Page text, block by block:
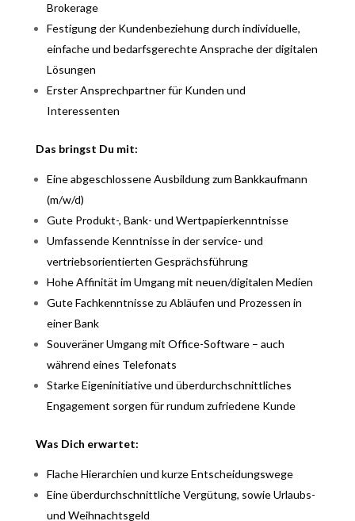
Brokerage
Festigung der Kundenbeziehung durch individuelle,
einfache und bedarfsgerechte Ansprache der digitalen
Lösungen
Erster Ansprechpartner für Kunden und
Interessenten
Das bringst Du mit:
Eine abgeschlossene Ausbildung zum Bankkaufmann
(m/w/d)
Gute Produkt-, Bank- und Wertpapierkenntnisse
Umfassende Kenntnisse in der service- und
vertriebsorientierten Gesprächsführung
Hohe Affinität im Umgang mit neuen/digitalen Medien
Gute Fachkenntnisse zu Abläufen und Prozessen in
einer Bank
Souveräner Umgang mit Office-Software – auch
während eines Telefonats
Starke Eigeninitiative und überdurchschnittliches
Engagement sorgen für rundum zufriedene Kunde
Was Dich erwartet:
Flache Hierarchien und kurze Entscheidungswege
Eine überdurchschnittliche Vergütung, sowie Urlaubs-
und Weihnachtsgeld